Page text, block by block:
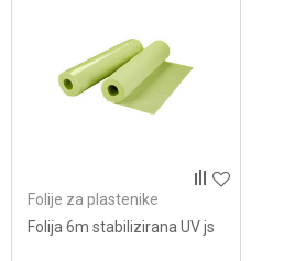
Folije za plastenike
Folija 6m stabilizirana UV js